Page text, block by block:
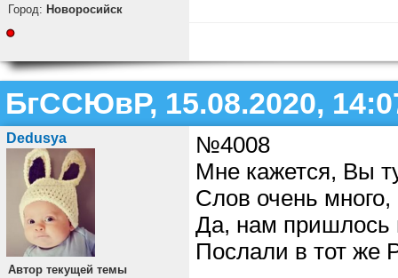
Город: Новоросийск
БгССЮвР, 15.08.2020,
Dedusya
Автор текущей темы
№4008
Мне кажется, Вы
Слов очень
Да, нам пришлось
Послали в тот же